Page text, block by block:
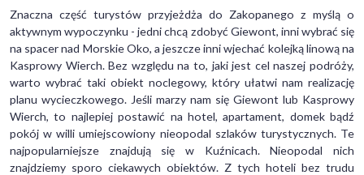
Znaczna część turystów przyjeżdża do Zakopanego z myślą o
aktywnym wypoczynku - jedni chcą zdobyć Giewont, inni wybrać się
na spacer nad Morskie Oko, a jeszcze inni wjechać kolejką linową na
Kasprowy Wierch. Bez względu na to, jaki jest cel naszej podróży,
warto wybrać taki obiekt noclegowy, który ułatwi nam realizację
planu wycieczkowego. Jeśli marzy nam się Giewont lub Kasprowy
Wierch, to najlepiej postawić na hotel, apartament, domek bądź
pokój w willi umiejscowiony nieopodal szlaków turystycznych. Te
najpopularniejsze znajdują się w Kuźnicach. Nieopodal nich
znajdziemy sporo ciekawych obiektów. Z tych hoteli bez trudu